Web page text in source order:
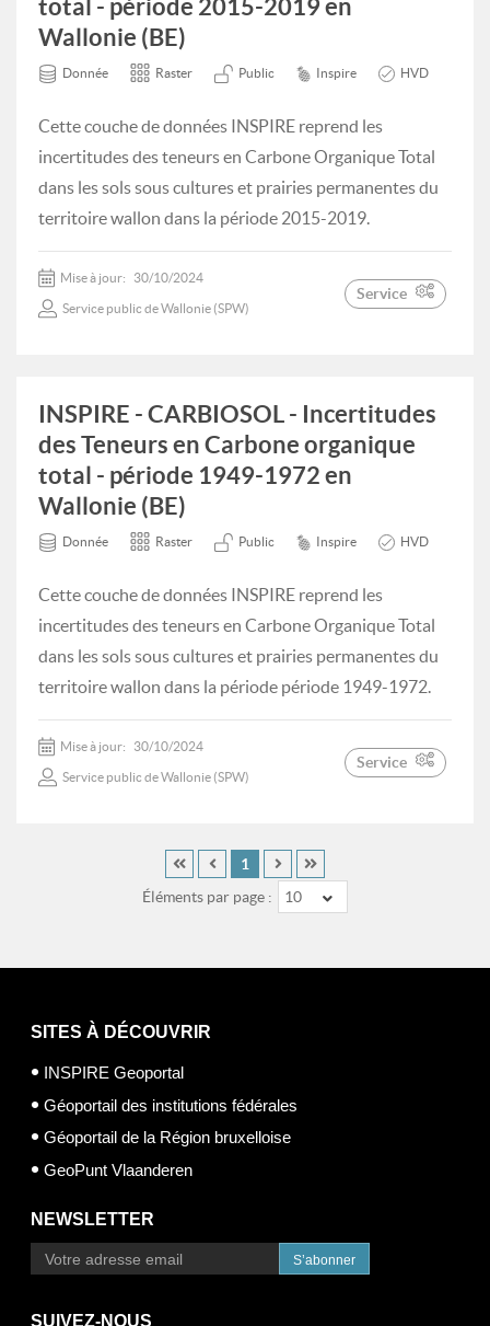
total - période 2015-2019 en
Wallonie (BE)
Donnée Raster Public Inspire HVD
Cette couche de données INSPIRE reprend les
incertitudes des teneurs en Carbone Organique Total
dans les sols sous cultures et prairies permanentes du
territoire wallon dans la période 2015-2019.
Mise à jour: 30/10/2024
Service public de Wallonie (SPW)
Service
INSPIRE - CARBIOSOL - Incertitudes
des Teneurs en Carbone organique
total - période 1949-1972 en
Wallonie (BE)
Donnée Raster Public Inspire HVD
Cette couche de données INSPIRE reprend les
incertitudes des teneurs en Carbone Organique Total
dans les sols sous cultures et prairies permanentes du
territoire wallon dans la période période 1949-1972.
Mise à jour: 30/10/2024
Service public de Wallonie (SPW)
Service
Éléments par page : 10
1
SITES À DÉCOUVRIR
INSPIRE Geoportal
Géoportail des institutions fédérales
Géoportail de la Région bruxelloise
GeoPunt Vlaanderen
NEWSLETTER
S’abonner
SUIVEZ-NOUS